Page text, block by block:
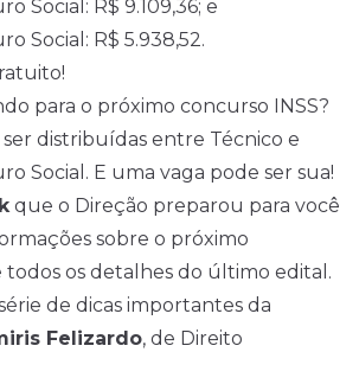
Social: R$ 9.109,36; e
Social: R$ 5.938,52.
para o próximo concurso INSS?
distribuídas entre Técnico e
Social. E uma vaga pode ser sua!
que o Direção preparou para você
sobre o próximo
todos os detalhes do último edital.
de dicas importantes da
Felizardo, de Direito